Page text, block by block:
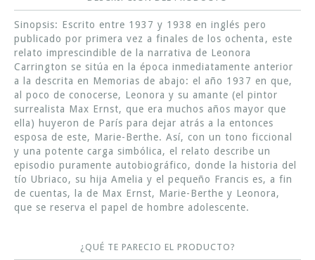
Sinopsis: Escrito entre 1937 y 1938 en inglés pero
publicado por primera vez a finales de los ochenta, este
relato imprescindible de la narrativa de Leonora
Carrington se sitúa en la época inmediatamente anterior
a la descrita en Memorias de abajo: el año 1937 en que,
al poco de conocerse, Leonora y su amante (el pintor
surrealista Max Ernst, que era muchos años mayor que
ella) huyeron de París para dejar atrás a la entonces
esposa de este, Marie-Berthe. Así, con un tono ficcional
y una potente carga simbólica, el relato describe un
episodio puramente autobiográfico, donde la historia del
tío Ubriaco, su hija Amelia y el pequeño Francis es, a fin
de cuentas, la de Max Ernst, Marie-Berthe y Leonora,
que se reserva el papel de hombre adolescente.
¿QUÉ TE PARECIO EL PRODUCTO?